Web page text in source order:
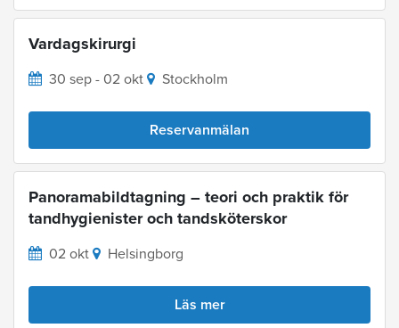
Vardagskirurgi
30 sep - 02 okt Stockholm
Reservanmälan
Panoramabildtagning – teori och praktik för
tandhygienister och tandsköterskor
02 okt Helsingborg
Läs mer